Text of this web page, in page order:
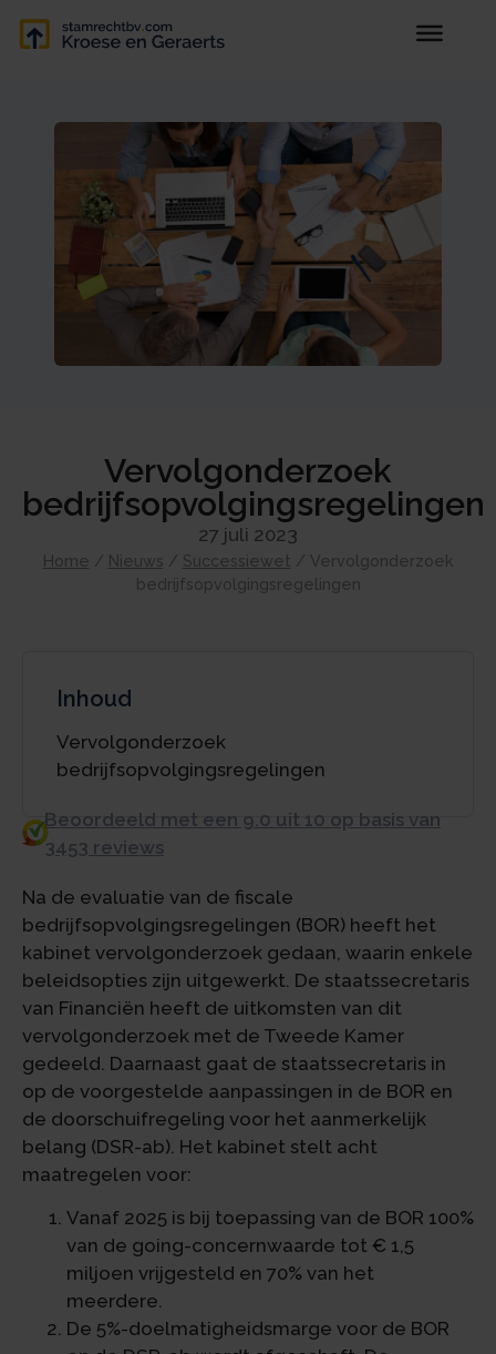
Vervolgonderzoek
bedrijfsopvolgingsregelingen
27 juli 2023
Home / Nieuws / Successiewet / Vervolgonderzoek
bedrijfsopvolgingsregelingen
Inhoud
Vervolgonderzoek
bedrijfsopvolgingsregelingen
Beoordeeld met een 9.0 uit 10 op basis van
3453 reviews
Na de evaluatie van de fiscale
bedrijfsopvolgingsregelingen (BOR) heeft het
kabinet vervolgonderzoek gedaan, waarin enkele
beleidsopties zijn uitgewerkt. De staatssecretaris
van Financiën heeft de uitkomsten van dit
vervolgonderzoek met de Tweede Kamer
gedeeld. Daarnaast gaat de staatssecretaris in
op de voorgestelde aanpassingen in de BOR en
de doorschuifregeling voor het aanmerkelijk
belang (DSR-ab). Het kabinet stelt acht
maatregelen voor:
Vanaf 2025 is bij toepassing van de BOR 100%
van de going-concernwaarde tot € 1,5
miljoen vrijgesteld en 70% van het
meerdere.
De 5%-doelmatigheidsmarge voor de BOR